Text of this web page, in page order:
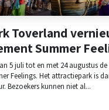
Toverland
Summer
5 juli tot en met 24 augustus
Feelings. Het attractiepark is
Bezoekers kunnen niet al...